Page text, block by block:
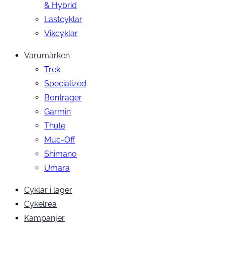
& Hybrid
Lastcyklar
Vikcyklar
Varumärken
Trek
Specialized
Bontrager
Garmin
Thule
Muc-Off
Shimano
Umara
Cyklar i lager
Cykelrea
Kampanjer